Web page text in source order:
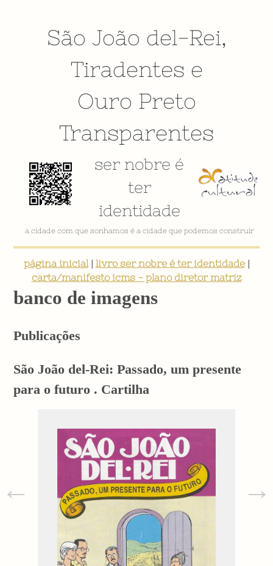
São João del-Rei,
Tiradentes e
Ouro Preto
Transparentes
ser nobre é
ter
identidade
a cidade com que sonhamos é a cidade que podemos construir
página inicial| livro ser nobre é ter identidade|
carta/manifesto icms - plano diretor matriz
banco de imagens
Publicações
São João del-Rei: Passado, um presente
para o futuro . Cartilha
← →